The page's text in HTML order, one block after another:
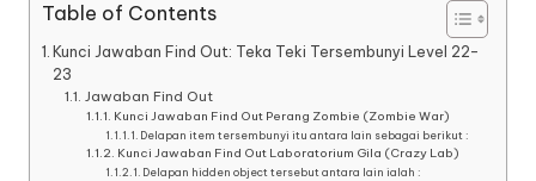
Table of Contents
Kunci Jawaban Find Out: Teka Teki Tersembunyi Level 22-
23
Jawaban Find Out
Kunci Jawaban Find Out Perang Zombie (Zombie War)
Delapan item tersembunyi itu antara lain sebagai berikut :
Kunci Jawaban Find Out Laboratorium Gila (Crazy Lab)
Delapan hidden object tersebut antara lain ialah :